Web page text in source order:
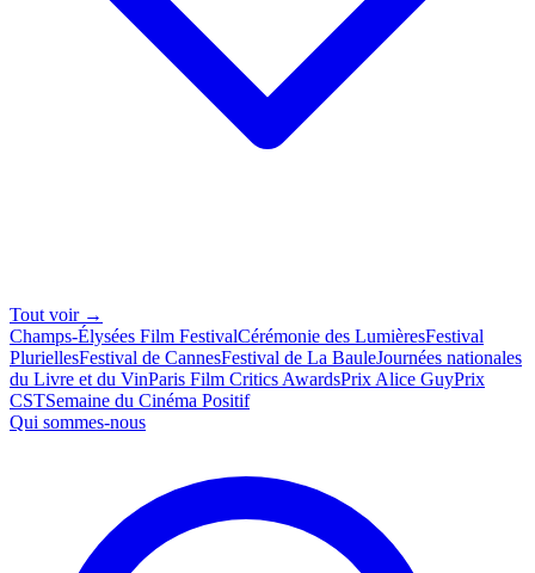
Tout voir →
Champs-Élysées Film FestivalCérémonie des LumièresFestival
PluriellesFestival de CannesFestival de La BauleJournées nationales
du Livre et du VinParis Film Critics AwardsPrix Alice GuyPrix
CSTSemaine du Cinéma Positif
Qui sommes-nous